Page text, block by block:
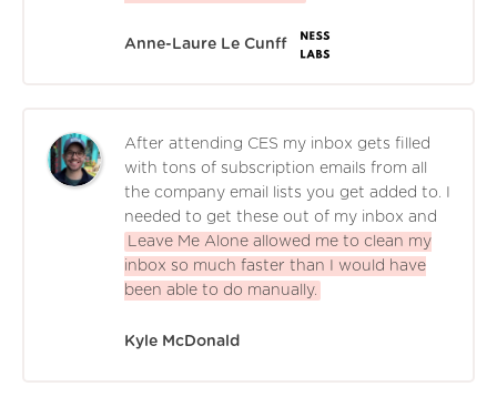
Anne-Laure Le Cunff
After attending CES my inbox gets filled
with tons of subscription emails from all
the company email lists you get added to. I
needed to get these out of my inbox and
Leave Me Alone allowed me to clean my
inbox so much faster than I would have
been able to do manually.
Kyle McDonald